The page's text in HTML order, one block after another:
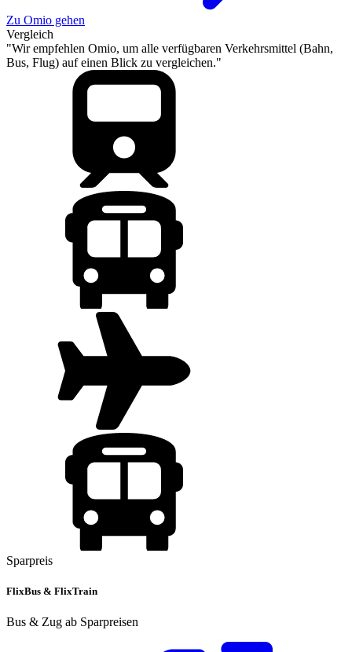
Zu Omio gehen
Vergleich
"Wir empfehlen Omio, um alle verfügbaren Verkehrsmittel (Bahn,
Bus, Flug) auf einen Blick zu vergleichen."
Sparpreis
FlixBus & FlixTrain
Bus & Zug ab Sparpreisen